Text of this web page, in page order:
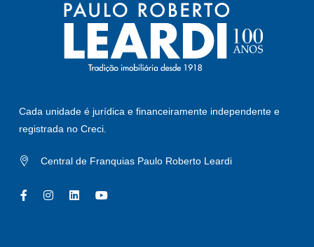
Cada unidade é jurídica e financeiramente independente e
registrada no Creci.
Central de Franquias Paulo Roberto Leardi